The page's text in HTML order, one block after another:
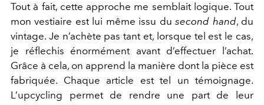
Tout à fait, cette approche me semblait logique. Tout
mon vestiaire est lui même issu dusecond hand, du
vintage. Je n’achète pas tant et, lorsque tel est le cas,
je réflechis énormément avant d’effectuer l’achat.
Grâce à cela, on apprend la manière dont la pièce est
fabriquée. Chaque article est tel un témoignage.
L’upcycling permet de rendre une part de leur